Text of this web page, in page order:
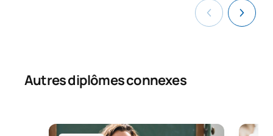
Autres diplômes connexes
Master universitaire en formation des